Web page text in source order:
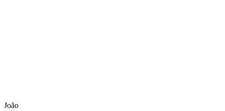
João